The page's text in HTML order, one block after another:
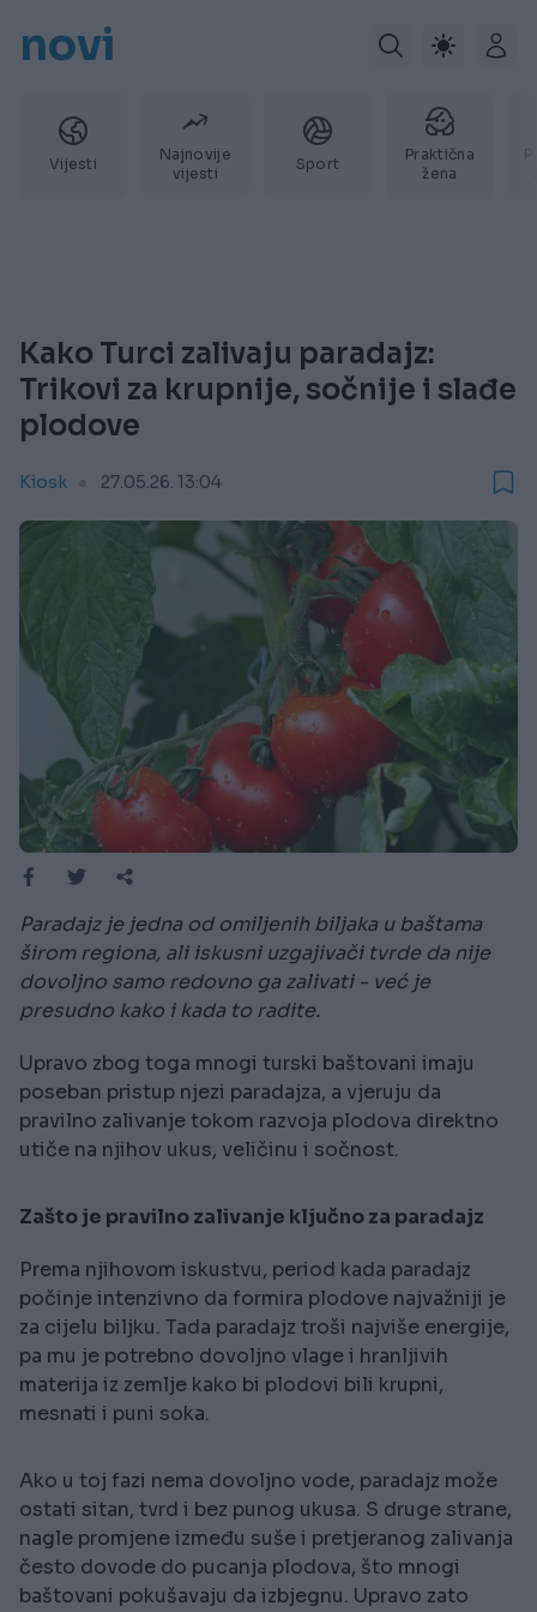
novi
Vijesti
Najnovije
vijesti
Sport
Praktična
žena
Kako Turci zalivaju paradajz:
Trikovi za krupnije, sočnije i slađe
plodove
Kiosk 27.05.26. 13:04
Paradajz je jedna od omiljenih biljaka u baštama
širom regiona, ali iskusni uzgajivači tvrde da nije
dovoljno samo redovno ga zalivati - već je
presudno kako i kada to radite.
Upravo zbog toga mnogi turski baštovani imaju
poseban pristup njezi paradajza, a vjeruju da
pravilno zalivanje tokom razvoja plodova direktno
utiče na njihov ukus, veličinu i sočnost.
Zašto je pravilno zalivanje ključno za paradajz
Prema njihovom iskustvu, period kada paradajz
počinje intenzivno da formira plodove najvažniji je
za cijelu biljku. Tada paradajz troši najviše energije,
pa mu je potrebno dovoljno vlage i hranljivih
materija iz zemlje kako bi plodovi bili krupni,
mesnati i puni soka.
Ako u toj fazi nema dovoljno vode, paradajz može
ostati sitan, tvrd i bez punog ukusa. S druge strane,
nagle promjene između suše i pretjeranog zalivanja
često dovode do pucanja plodova, što mnogi
baštovani pokušavaju da izbjegnu. Upravo zato